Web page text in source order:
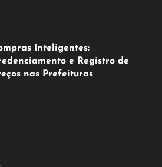
Inteligentes:
e Registro de
nas Prefeituras